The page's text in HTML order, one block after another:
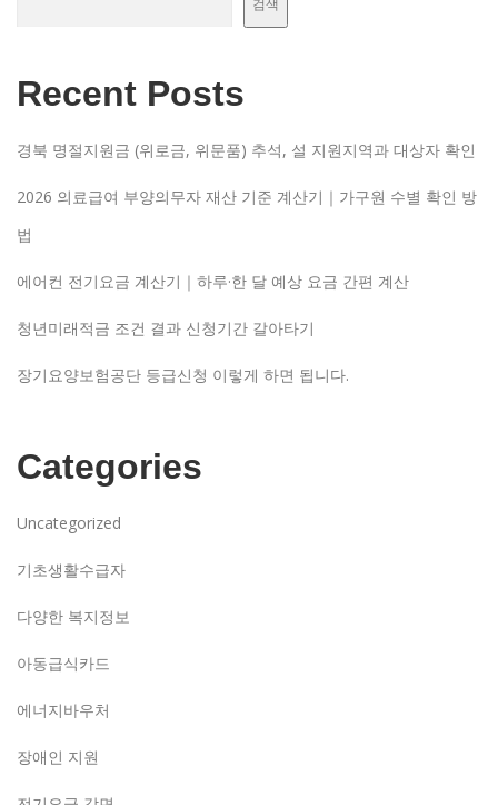
Recent Posts
경북 명절지원금 (위로금, 위문품) 추석, 설 지원지역과 대상자 확인
2026 의료급여 부양의무자 재산 기준 계산기｜가구원 수별 확인 방
법
에어컨 전기요금 계산기｜하루·한 달 예상 요금 간편 계산
청년미래적금 조건 결과 신청기간 갈아타기
장기요양보험공단 등급신청 이렇게 하면 됩니다.
Categories
Uncategorized
기초생활수급자
다양한 복지정보
아동급식카드
에너지바우처
장애인 지원